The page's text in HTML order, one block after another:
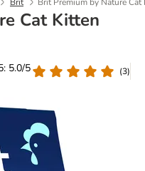
Cat Kitten
5.0/5
(3)